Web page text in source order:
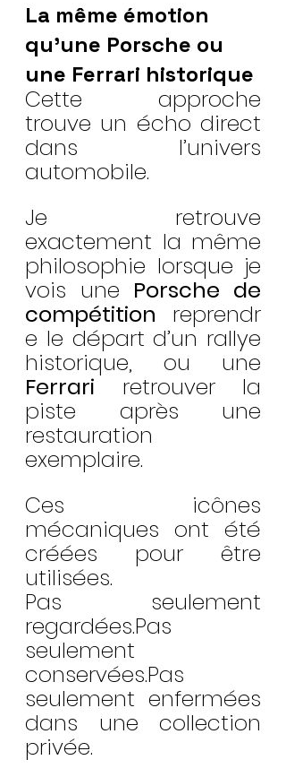
La même émotion
qu’une Porsche ou
une Ferrari historique
Cette approche
trouve un écho direct
dans l’univers
automobile.
Je retrouve
exactement la même
philosophie lorsque je
vois une Porsche de
compétition reprendr
e le départ d’un rallye
Ferrari retrouver la
piste après une
restauration
exemplaire.
Ces icônes
mécaniques ont été
créées pour être
utilisées.
Pas seulement
regardées.Pas
seulement
conservées.Pas
seulement enfermées
dans une collection
privée.